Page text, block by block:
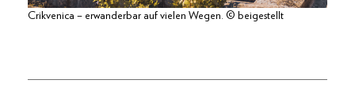
Crikvenica – erwanderbar auf vielen Wegen. © beigestellt